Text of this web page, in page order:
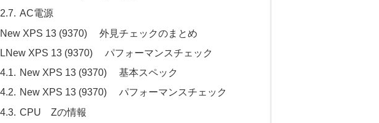
AC電源
New XPS 13 (9370) 外見チェックのまとめ
LNew XPS 13 (9370) パフォーマンスチェック
New XPS 13 (9370) 基本スペック
New XPS 13 (9370) パフォーマンスチェック
CPU Zの情報